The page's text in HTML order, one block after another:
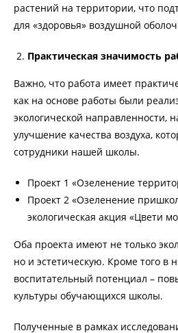
растений на территории, что
для «здоровья» воздушной
Практическая значимость
Важно, что работа имеет
как на основе работы были
экологической направленности,
улучшение качества воздуха,
сотрудники нашей школы.
Проект 1 «Озеленение
Проект 2 «Озеленение
экологическая акция «Цвети
Оба проекта имеют не только
но и эстетическую. Кроме того в
воспитательный потенциал –
культуры обучающихся школы.
Полученные в рамках